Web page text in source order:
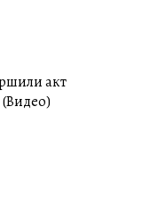
акт